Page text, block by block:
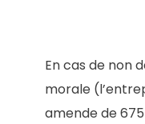
En cas de non
morale
amende de